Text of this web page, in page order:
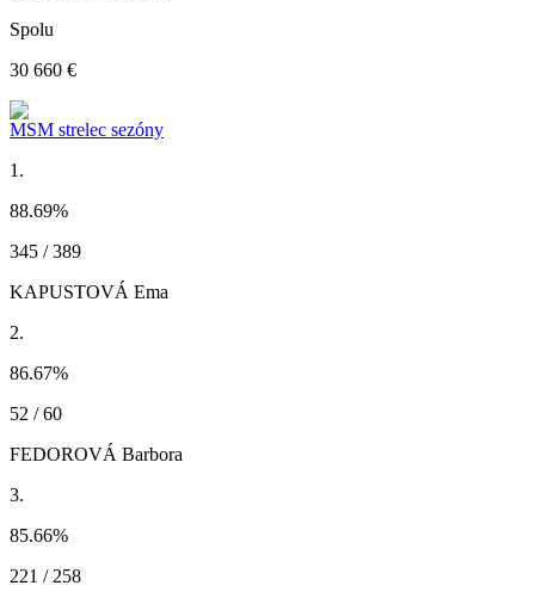
Spolu
30 660 €
MSM strelec sezóny
1.
88.69%
345 / 389
KAPUSTOVÁ Ema
2.
86.67%
52 / 60
FEDOROVÁ Barbora
3.
85.66%
221 / 258